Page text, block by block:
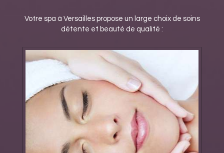
Votre spa à Versailles propose un large choix de soins
détente et beauté de qualité :